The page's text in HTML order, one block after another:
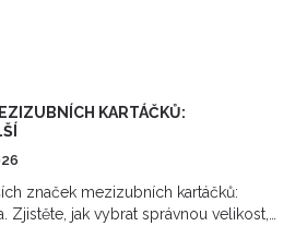
o vaše zuby je důležitá pro
implantáty mohou skvěle zlepšit
KARTÁČKŮ:
značek mezizubních kartáčků:
Zjistěte, jak vybrat správnou velikost,